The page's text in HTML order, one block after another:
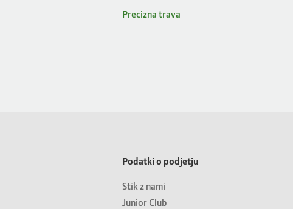
Precizna trava
Podatki o podjetju
Stik z nami
Junior Club